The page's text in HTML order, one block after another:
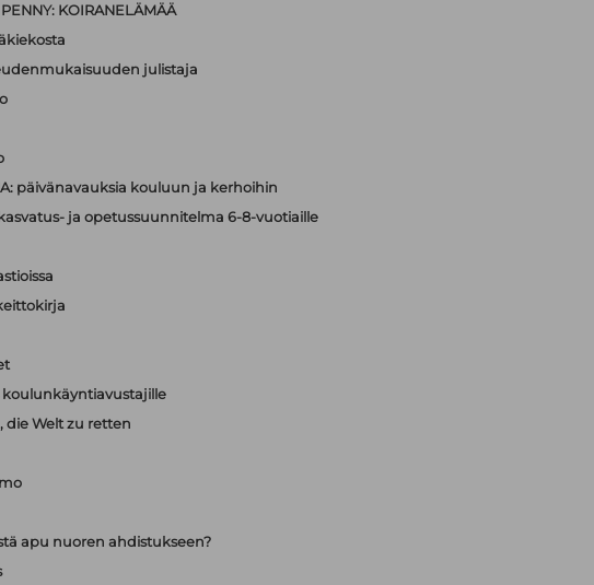
PENNY: KOIRANELÄMÄÄ
julistaja
päivänavauksia kouluun ja kerhoihin
kasvatus- ja opetussuunnitelma 6-8-vuotiaille
koulunkäyntiavustajille
die Welt zu retten
apu nuoren ahdistukseen?